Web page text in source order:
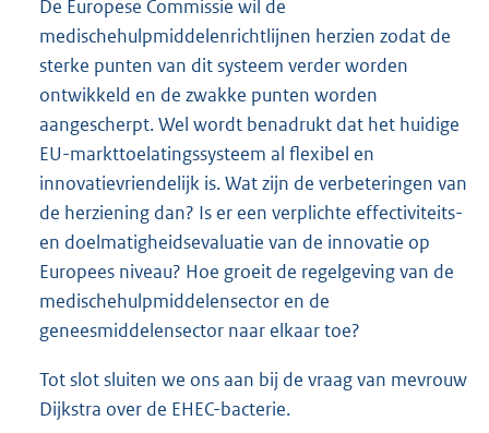
De Europese Commissie wil de
medischehulpmiddelenrichtlijnen herzien zodat de
sterke punten van dit systeem verder worden
ontwikkeld en de zwakke punten worden
aangescherpt. Wel wordt benadrukt dat het huidige
EU-markttoelatingssysteem al flexibel en
innovatievriendelijk is. Wat zijn de verbeteringen van
de herziening dan? Is er een verplichte effectiviteits-
en doelmatigheidsevaluatie van de innovatie op
Europees niveau? Hoe groeit de regelgeving van de
medischehulpmiddelensector en de
geneesmiddelensector naar elkaar toe?
Tot slot sluiten we ons aan bij de vraag van mevrouw
Dijkstra over de EHEC-bacterie.